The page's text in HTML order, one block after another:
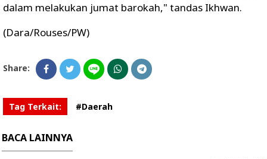
dalam melakukan jumat barokah," tandas Ikhwan.
(Dara/Rouses/PW)
Share:
Tag Terkait: #Daerah
BACA LAINNYA